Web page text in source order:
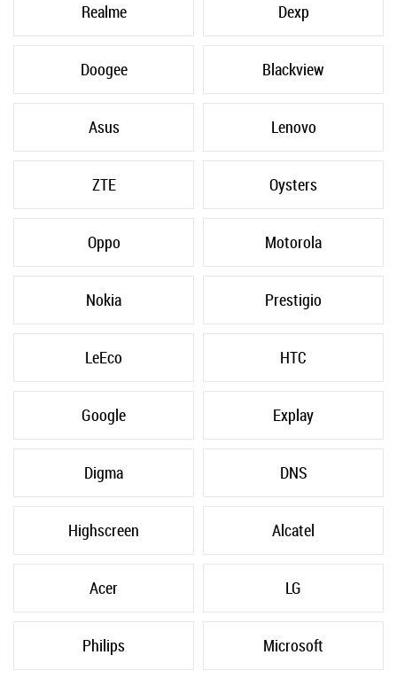
Realme Dexp
Doogee Blackview
Asus Lenovo
ZTE Oysters
Oppo Motorola
Nokia Prestigio
LeEco HTC
Google Explay
Digma DNS
Highscreen Alcatel
Acer LG
Philips Microsoft